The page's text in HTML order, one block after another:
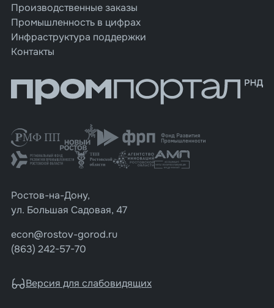
Производственные заказы
Промышленность в цифрах
Инфраструктура поддержки
Контакты
Ростов-на-Дону,
ул. Большая Садовая, 47
econ@rostov-gorod.ru
(863) 242-57-70
Версия для слабовидящих